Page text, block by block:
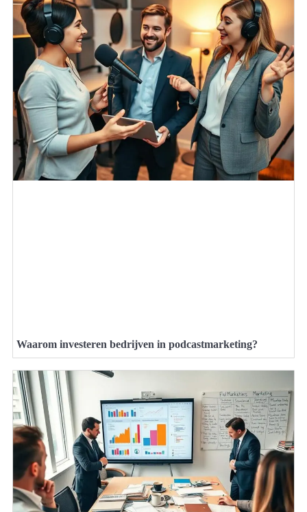
Waarom investeren bedrijven in podcastmarketing?